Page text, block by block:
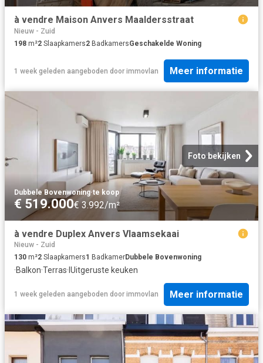
à vendre Maison Anvers Maaldersstraat
Nieuw - Zuid
198 m²2 Slaapkamers2 BadkamersGeschakelde Woning
1 week geleden aangeboden door immovlan Meer informatie
Foto bekijken
Dubbele Bovenwoning·te koop
€ 519.000€ 3.992/m²
à vendre Duplex Anvers Vlaamsekaai
Nieuw - Zuid
130 m²2 Slaapkamers1 BadkamerDubbele Bovenwoning
·Balkon·Terras· IUitgeruste keuken
1 week geleden aangeboden door immovlan Meer informatie